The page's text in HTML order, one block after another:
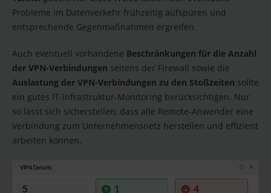
Probleme im Datenverkehr frühzeitig aufspüren und
entsprechende Gegenmaßnahmen ergreifen.
Auch eventuell vorhandene Beschränkungen für die Anzahl
der VPN-Verbindungen seitens der Firewall sowie die
Auslastung der VPN-Verbindungen zu den Stoßzeiten sollte
ein gutes IT-Infrastruktur-Monitoring berücksichtigen. Nur
so lässt sich sicherstellen, dass alle Remote-Anwender eine
Verbindung zum Unternehmensnetz herstellen und effizient
arbeiten können.